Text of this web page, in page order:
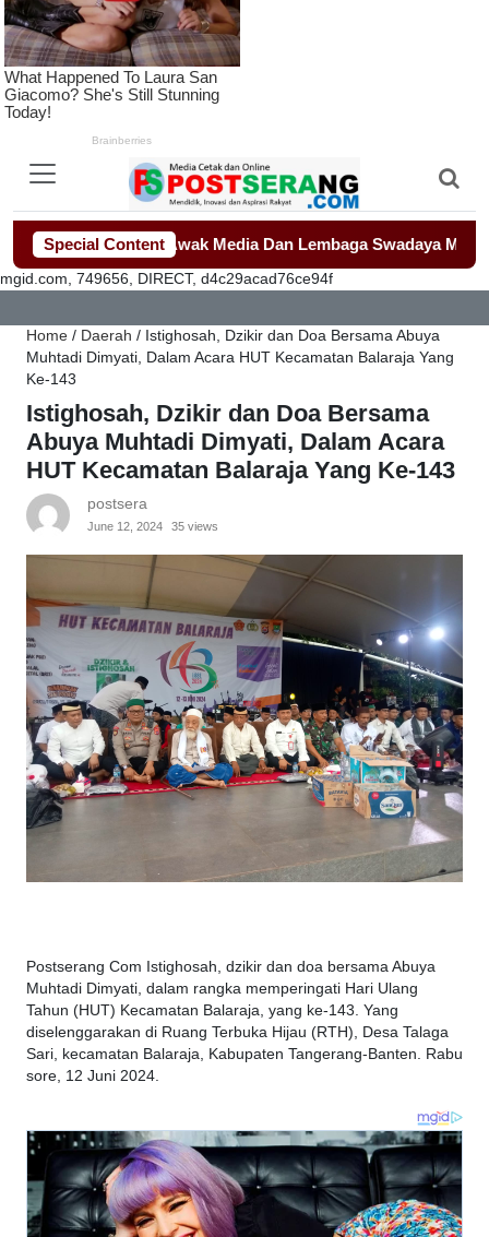
Special Content
Sorotan Awak Media Dan Lembaga Swadaya Masyarakat
mgid.com, 749656, DIRECT, d4c29acad76ce94f
Home / Daerah / Istighosah, Dzikir dan Doa Bersama Abuya
Muhtadi Dimyati, Dalam Acara HUT Kecamatan Balaraja Yang
Ke-143
Istighosah, Dzikir dan Doa Bersama
Abuya Muhtadi Dimyati, Dalam Acara
HUT Kecamatan Balaraja Yang Ke-143
postsera
June 12, 2024 35 views
Postserang Com Istighosah, dzikir dan doa bersama Abuya
Muhtadi Dimyati, dalam rangka memperingati Hari Ulang
Tahun (HUT) Kecamatan Balaraja, yang ke-143. Yang
diselenggarakan di Ruang Terbuka Hijau (RTH), Desa Talaga
Sari, kecamatan Balaraja, Kabupaten Tangerang-Banten. Rabu
sore, 12 Juni 2024.